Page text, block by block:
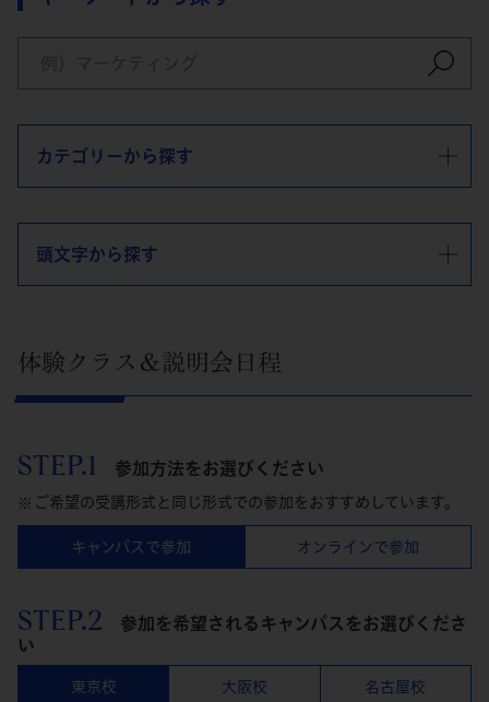
カテゴリーから探す
頭文字から探す
体験クラス＆説明会日程
STEP.1 参加方法をお選びください
ご希望の受講形式と同じ形式での参加をおすすめしています。
キャンパスで参加 オンラインで参加
STEP.2
参加を希望されるキャンパスをお選びくださ
い
東京校 大阪校 名古屋校